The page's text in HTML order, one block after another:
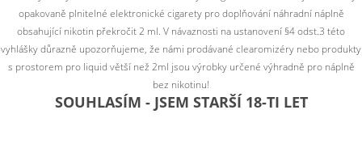
opakovaně plnitelné elektronické cigarety pro doplňování náhradní náplně
obsahující nikotin překročit 2 ml. V návaznosti na ustanovení §4 odst.3 této
vyhlášky důrazně upozorňujeme, že námi prodávané clearomizéry nebo produkty
s prostorem pro liquid větší než 2ml jsou výrobky určené výhradně pro náplně
bez nikotinu!
SOUHLASÍM - JSEM STARŠÍ 18-TI LET